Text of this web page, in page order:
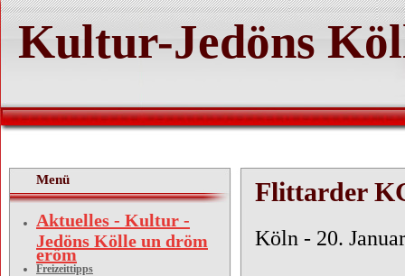
Kultur-Jedöns
Menü
Aktuelles - Kultur -
Jedöns Kölle un dröm
eröm
Freizeittipps
Flittarder
Köln - 20.